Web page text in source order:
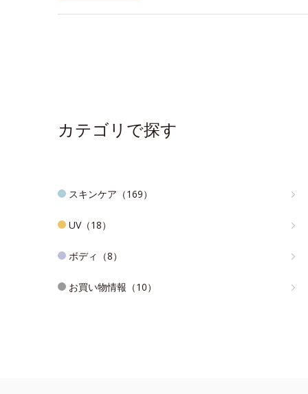
カテゴリで探す
スキンケア（169）
UV（18）
ボディ（8）
お買い物情報（10）